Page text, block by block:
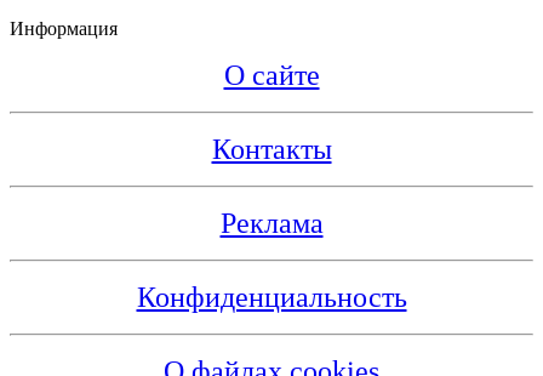
Информация
О сайте
Контакты
Реклама
Конфиденциальность